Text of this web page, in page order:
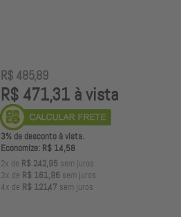
R$ 485,89
R$ 471,31 à vista
3% de desconto à vista.
Economize: R$ 14,58
2x de R$ 242,95 sem juros
3x de R$ 161,96 sem juros
4x de R$ 121,47 sem juros